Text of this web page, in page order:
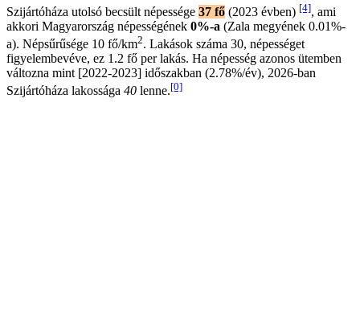
Szijártóháza utolsó becsült népessége 37 fő (2023 évben) [4], ami
akkori Magyarország népességének 0%-a (Zala megyének 0.01%-
a). Népsűrűsége 10 fő/km2. Lakások száma 30, népességet
figyelembevéve, ez 1.2 fő per lakás. Ha népesség azonos ütemben
változna mint [2022-2023] időszakban (2.78%/év), 2026-ban
Szijártóháza lakossága 40 lenne.[0]